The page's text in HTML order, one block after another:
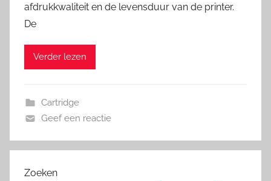
afdrukkwaliteit en de levensduur van de printer.
De
Verder lezen
Cartridge
Geef een reactie
Zoeken